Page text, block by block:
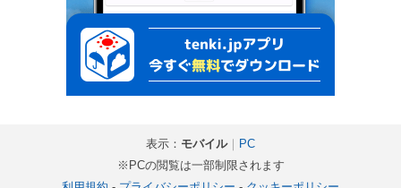
表示： モバイル｜
PC
※PCの閲覧は一部制限されます